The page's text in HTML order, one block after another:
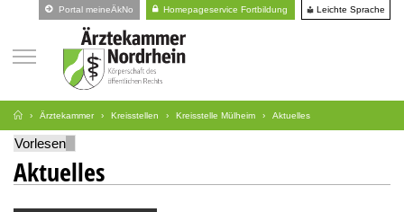
Portal meineÄkNo Homepageservice Fortbildung Leichte Sprache
Ärztekammer Kreisstellen Kreisstelle Mülheim Aktuelles
Vorlesen
Aktuelles